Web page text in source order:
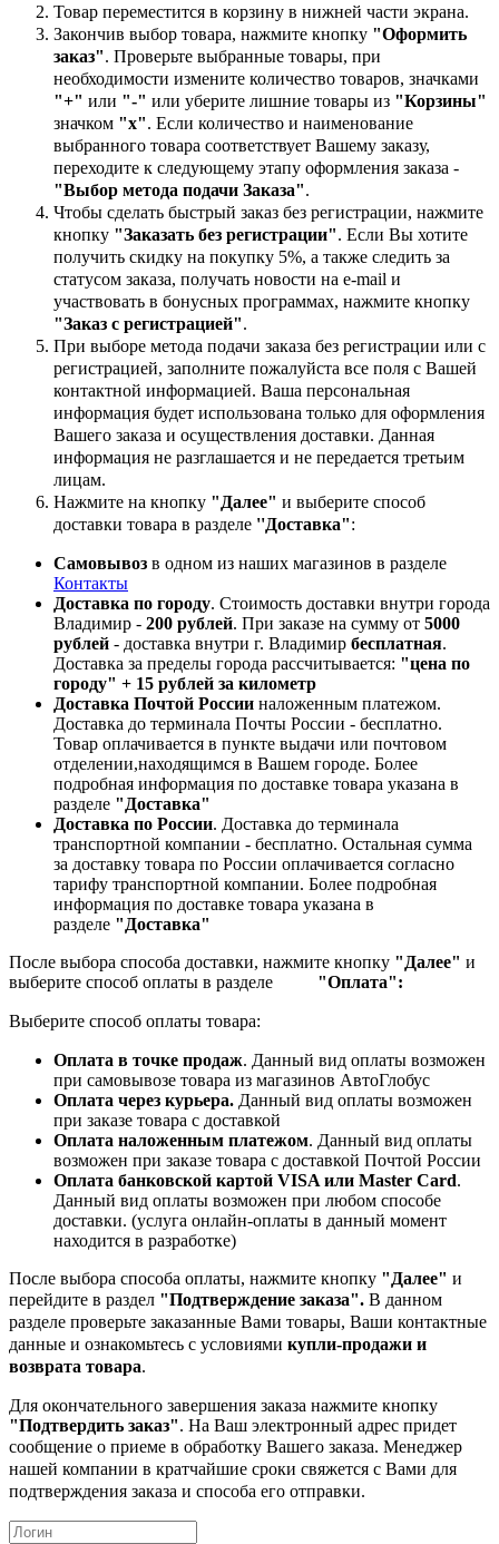
Товар переместится в корзину в нижней части экрана.
Закончив выбор товара, нажмите кнопку "Оформить
заказ". Проверьте выбранные товары, при
необходимости измените количество товаров, значками
"+" или "-" или уберите лишние товары из "Корзины"
значком "х". Если количество и наименование
выбранного товара соответствует Вашему заказу,
переходите к следующему этапу оформления заказа -
"Выбор метода подачи Заказа".
Чтобы сделать быстрый заказ без регистрации, нажмите
кнопку "Заказать без регистрации". Если Вы хотите
получить скидку на покупку 5%, а также следить за
статусом заказа, получать новости на e-mail и
участвовать в бонусных программах, нажмите кнопку
"Заказ с регистрацией".
При выборе метода подачи заказа без регистрации или с
регистрацией, заполните пожалуйста все поля с Вашей
контактной информацией. Ваша персональная
информация будет использована только для оформления
Вашего заказа и осуществления доставки. Данная
информация не разглашается и не передается третьим
лицам.
Нажмите на кнопку "Далее" и выберите способ
доставки товара в разделе ''Доставка":
Самовывоз в одном из наших магазинов в разделе
Контакты
Доставка по городу. Стоимость доставки внутри города
Владимир - 200 рублей. При заказе на сумму от 5000
рублей - доставка внутри г. Владимир бесплатная.
Доставка за пределы города рассчитывается: "цена по
городу" + 15 рублей за километр
Доставка Почтой России наложенным платежом.
Доставка до терминала Почты России - бесплатно.
Товар оплачивается в пункте выдачи или почтовом
отделении,находящимся в Вашем городе. Более
подробная информация по доставке товара указана в
разделе "Доставка"
Доставка по России. Доставка до терминала
транспортной компании - бесплатно. Остальная сумма
за доставку товара по России оплачивается согласно
тарифу транспортной компании. Более подробная
информация по доставке товара указана в
разделе "Доставка"
После выбора способа доставки, нажмите кнопку "Далее" и
выберите способ оплаты в разделе "Оплата":
Выберите способ оплаты товара:
Оплата в точке продаж. Данный вид оплаты возможен
при самовывозе товара из магазинов АвтоГлобус
Оплата через курьера. Данный вид оплаты возможен
при заказе товара с доставкой
Оплата наложенным платежом. Данный вид оплаты
возможен при заказе товара с доставкой Почтой России
Оплата банковской картой VISA или Master Card.
Данный вид оплаты возможен при любом способе
доставки. (услуга онлайн-оплаты в данный момент
находится в разработке)
После выбора способа оплаты, нажмите кнопку "Далее" и
перейдите в раздел "Подтверждение заказа". В данном
разделе проверьте заказанные Вами товары, Ваши контактные
данные и ознакомьтесь с условиями купли-продажи и
возврата товара.
Для окончательного завершения заказа нажмите кнопку
"Подтвердить заказ". На Ваш электронный адрес придет
сообщение о приеме в обработку Вашего заказа. Менеджер
нашей компании в кратчайшие сроки свяжется с Вами для
подтверждения заказа и способа его отправки.